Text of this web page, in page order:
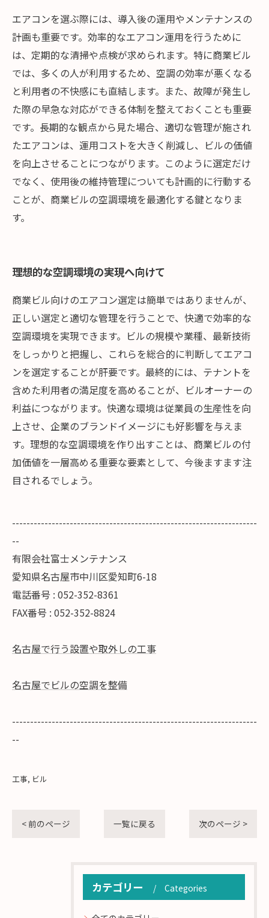
エアコンを選ぶ際には、導入後の運用やメンテナンスの
計画も重要です。効率的なエアコン運用を行うために
は、定期的な清掃や点検が求められます。特に商業ビル
では、多くの人が利用するため、空調の効率が悪くなる
と利用者の不快感にも直結します。また、故障が発生し
た際の早急な対応ができる体制を整えておくことも重要
です。長期的な観点から見た場合、適切な管理が施され
たエアコンは、運用コストを大きく削減し、ビルの価値
を向上させることにつながります。このように選定だけ
でなく、使用後の維持管理についても計画的に行動する
ことが、商業ビルの空調環境を最適化する鍵となりま
す。
理想的な空調環境の実現へ向けて
商業ビル向けのエアコン選定は簡単ではありませんが、
正しい選定と適切な管理を行うことで、快適で効率的な
空調環境を実現できます。ビルの規模や業種、最新技術
をしっかりと把握し、これらを総合的に判断してエアコ
ンを選定することが肝要です。最終的には、テナントを
含めた利用者の満足度を高めることが、ビルオーナーの
利益につながります。快適な環境は従業員の生産性を向
上させ、企業のブランドイメージにも好影響を与えま
す。理想的な空調環境を作り出すことは、商業ビルの付
加価値を一層高める重要な要素として、今後ますます注
目されるでしょう。
--------------------------------------------------------------------
--
有限会社富士メンテナンス
愛知県名古屋市中川区愛知町6-18
電話番号 : 052-352-8361
FAX番号 : 052-352-8824
名古屋で行う設置や取外しの工事
名古屋でビルの空調を整備
--------------------------------------------------------------------
--
工事 ビル
< 前のページ 一覧に戻る 次のページ >
カテゴリー Categories